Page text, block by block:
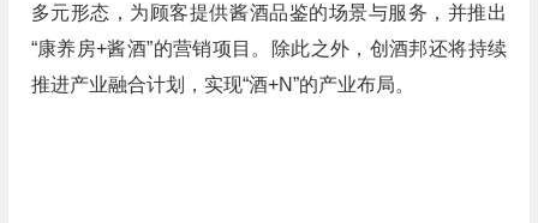
多元形态，为顾客提供酱酒品鉴的场景与服务，并推出
“康养房+酱酒”的营销项目。除此之外，创酒邦还将持续
推进产业融合计划，实现“酒+N”的产业布局。